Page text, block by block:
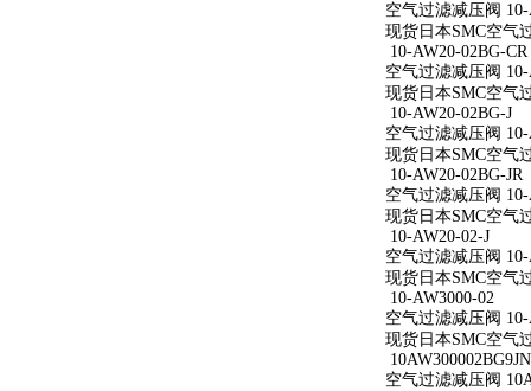
空气过滤减压阀 10-
现货日本SMC空气
10-AW20-02BG-CR
空气过滤减压阀 10-
现货日本SMC空气
10-AW20-02BG-J
空气过滤减压阀 10-
现货日本SMC空气
10-AW20-02BG-JR
空气过滤减压阀 10-
现货日本SMC空气
10-AW20-02-J
空气过滤减压阀 10-
现货日本SMC空气
10-AW3000-02
空气过滤减压阀 10-
现货日本SMC空气
10AW300002BG9JN
空气过滤减压阀